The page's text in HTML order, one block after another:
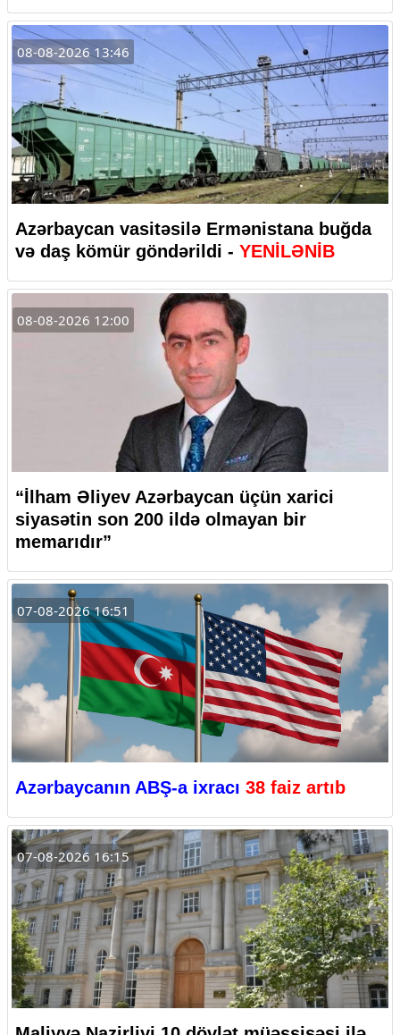
08-08-2026 13:46
Azərbaycan vasitəsilə Ermənistana buğda
və daş kömür göndərildi - YENİLƏNİB
08-08-2026 12:00
“İlham Əliyev Azərbaycan üçün xarici
siyasətin son 200 ildə olmayan bir
memarıdır”
07-08-2026 16:51
Azərbaycanın ABŞ-a ixracı 38 faiz artıb
07-08-2026 16:15